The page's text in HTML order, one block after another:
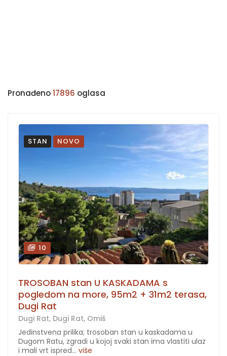
Pronađeno17896 oglasa
STAN NOVO
10
TROSOBAN stan U KASKADAMA s
pogledom na more, 95m2 + 31m2 terasa,
Dugi Rat
Dugi Rat, Dugi Rat, Omiš
Jedinstvena prilika; trosoban stan u kaskadama u
Dugom Ratu, zgradi u kojoj svaki stan ima vlastiti ulaz
i mali vrt ispred... više